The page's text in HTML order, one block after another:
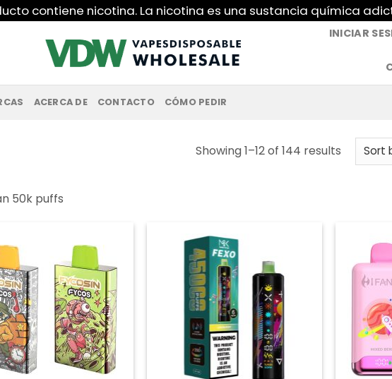
contiene nicotina. La nicotina es una sustancia química
INICIAR
ACERCA DE CONTACTO CÓMO PEDIR
Showing 1–12 of 144 resultsSorted
50k puffs